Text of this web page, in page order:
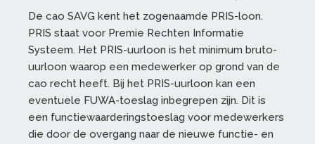
De cao SAVG kent het zogenaamde PRIS-loon.
PRIS staat voor Premie Rechten Informatie
Systeem. Het PRIS-uurloon is het minimum bruto-
uurloon waarop een medewerker op grond van de
cao recht heeft. Bij het PRIS-uurloon kan een
eventuele FUWA-toeslag inbegrepen zijn. Dit is
een functiewaarderingstoeslag voor medewerkers
die door de overgang naar de nieuwe functie- en